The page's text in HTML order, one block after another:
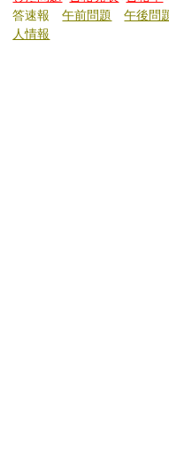
答速報午前問題 午後問
人情報